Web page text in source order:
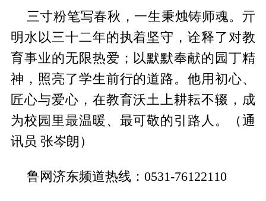
三寸粉笔写春秋，一生秉烛铸师魂。亓
明水以三十二年的执着坚守，诠释了对教
育事业的无限热爱；以默默奉献的园丁精
神，照亮了学生前行的道路。他用初心、
匠心与爱心，在教育沃土上耕耘不辍，成
为校园里最温暖、最可敬的引路人。（通
讯员 张岑朗）
鲁网济东频道热线：0531-76122110